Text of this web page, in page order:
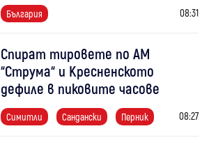
България 08:31
Спират тировете по АМ
“Струма“ и Кресненското
дефиле в пиковите часове
Симитли Сандански Перник 08:27